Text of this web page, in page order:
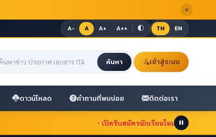
A− A A+ A++ TH EN
ค้นหา เข้าสู่ระบบ
ดาวน์โหลด คำถามที่พบบ่อย ติดต่อเรา
เปิดรับสมัครนักเรียนใหม่ ปีการศึกษา 2569 ตั้